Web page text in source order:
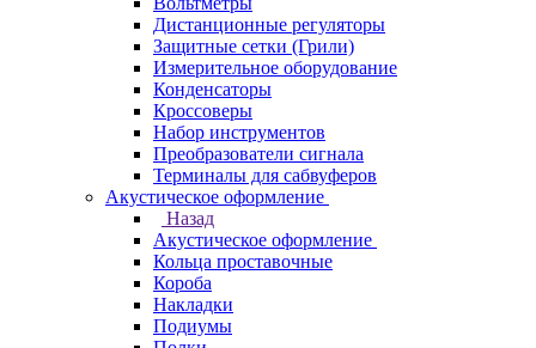
Дистанционные регуляторы
Защитные сетки (Грили)
Измерительное оборудование
Конденсаторы
Кроссоверы
Набор инструментов
Преобразователи сигнала
Терминалы для сабвуферов
Акустическое оформление
Назад
Акустическое оформление
Кольца проставочные
Короба
Накладки
Подиумы